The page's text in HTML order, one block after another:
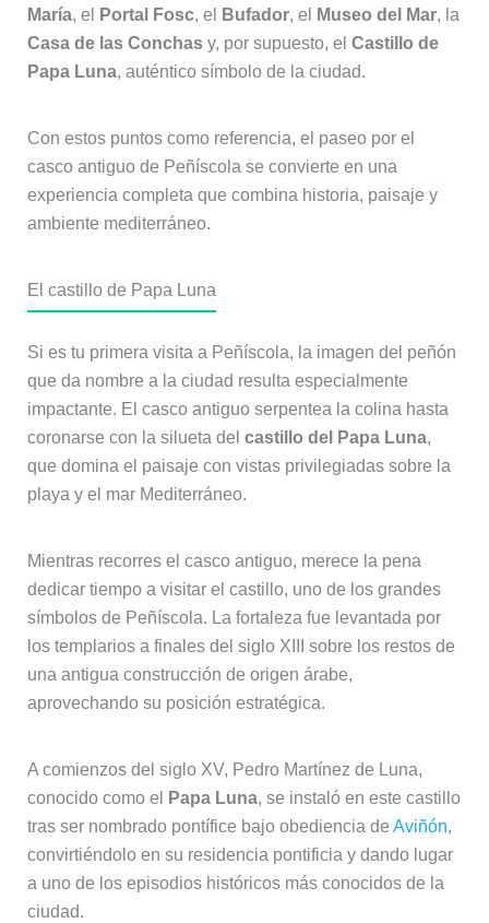
María, el Portal Fosc, el Bufador, el Museo del Mar, la
Casa de las Conchasy, por supuesto, el Castillo de
Papa Luna, auténtico símbolo de la ciudad.
Con estos puntos como referencia, el paseo por el
casco antiguo de Peñíscola se convierte en una
experiencia completa que combina historia, paisaje y
ambiente mediterráneo.
El castillo de Papa Luna
Si es tu primera visita a Peñíscola, la imagen del peñón
que da nombre a la ciudad resulta especialmente
impactante. El casco antiguo serpentea la colina hasta
coronarse con la silueta del castillo del Papa Luna,
que domina el paisaje con vistas privilegiadas sobre la
playa y el mar Mediterráneo.
Mientras recorres el casco antiguo, merece la pena
dedicar tiempo a visitar el castillo, uno de los grandes
símbolos de Peñíscola. La fortaleza fue levantada por
los templarios a finales del siglo XIII sobre los restos de
una antigua construcción de origen árabe,
aprovechando su posición estratégica.
A comienzos del siglo XV, Pedro Martínez de Luna,
conocido como el
Papa Luna, se instaló en este castillo
tras ser nombrado pontífice bajo obediencia de Aviñón,
convirtiéndolo en su residencia pontificia y dando lugar
a uno de los episodios históricos más conocidos de la
ciudad.